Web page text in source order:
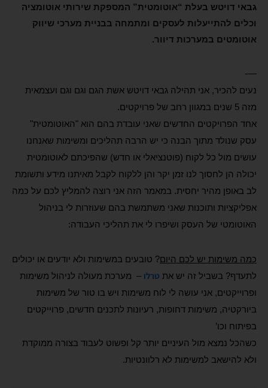
גבאי דויטש בעלת “אוטומטית” המספקת שירותי אוטומציה
וכלים להתייעלות לעסקים ומתמחה בבניית מערכי שיווק
אוטומטים במערכות דיוור.
—-
נעים להכיר, אני תהילה גבאי דויטש אשת הגם וגם וגם ועצמאית
מזה 5 שנים במגוון רחב של פרויקטים.
אחד הפרויקטים החדשים שאני עובדת בהם הוא "האוטומטית"
עסק שנולד מתוך הבנה כי יש הרבה תהליכים ומשימות שאנחנו
עושים מול כל לקוח (פוטנציאלי או חדש) שהפיכתם לאוטומטית
יכולה הן לחסוך לנו זמן יקר והן ללקוח לקבל מאיתנו מידע ותשומת
לב באופן מהיר יחסית. במאמר הזה אני רוצה להמליץ לכם על כמה
אפליקציות ותוכנות שאני משתמשת בהם שעוזרות לי בניהול
האוטומטי של העסק ושיפרו לי את תהליכי העבודה:
כמה משימות יש לכם היום? טובעים במשימות ולא יודעים או יכולים
לתעדף? בשביל זה יש את טרלו – מערכת מעולה לניהול משימות
ופרוייקטים, אני עושה לי לוח משימות ויש בו טור של משימות
ביורקטיה, משימות דחופות, רעיונות לתכנים חדשים, פרוייקטים
בפיתוח וכו’
כשהכל נמצא מול העיניים יותר קל ופשוט לעבוד בצורה ממוקדת
ולא להישאב למשימות לא רלוונטיות.